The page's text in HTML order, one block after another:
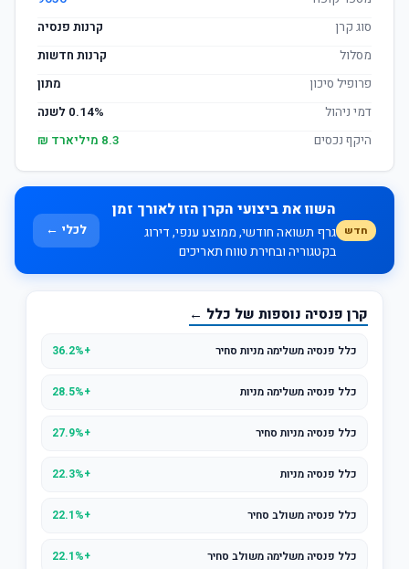
סוג קרן
קרנות פנסיה
מסלול
קרנות חדשות
פרופיל סיכון
מתון
דמי ניהול
0.14% לשנה
היקף נכסים
8.3 מיליארד ₪
חדש
השוו את ביצועי הקרן הזו לאורך זמן
גרף תשואה חודשי, ממוצע ענפי, דירוג
בקטגוריה ובחירת טווח תאריכים
לכלי ←
קרן פנסיה נוספות של כלל ←
כלל פנסיה משלימה מניות סחיר +36.2%
כלל פנסיה משלימה מניות +28.5%
כלל פנסיה מניות סחיר +27.9%
כלל פנסיה מניות +22.3%
כלל פנסיה משולב סחיר +22.1%
כלל פנסיה משלימה משולב סחיר +22.1%